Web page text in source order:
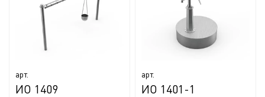
арт.
ИО 1409
арт.
ИО 1401-1